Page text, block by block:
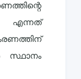
എന്നത്
സ്ഥാനം